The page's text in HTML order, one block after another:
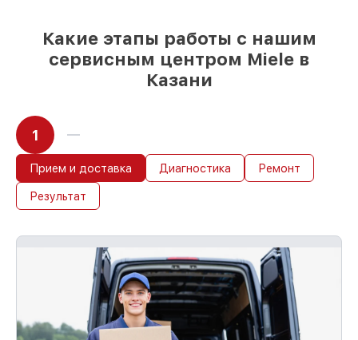
Какие этапы работы с нашим
сервисным центром Miele в
Казани
1
Прием и доставка Диагностика Ремонт
Результат